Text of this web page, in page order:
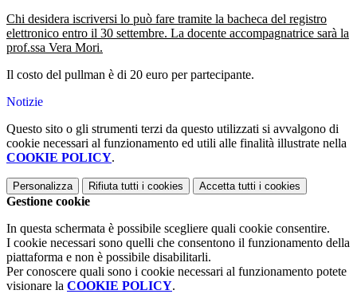
Chi desidera iscriversi lo può fare tramite la bacheca del registro
elettronico entro il 30 settembre. La docente accompagnatrice sarà la
prof.ssa Vera Mori.
Il costo del pullman è di 20 euro per partecipante.
Notizie
Questo sito o gli strumenti terzi da questo utilizzati si avvalgono di
cookie necessari al funzionamento ed utili alle finalità illustrate nella
COOKIE POLICY.
Personalizza Rifiuta tutti i cookies Accetta tutti i cookies
Gestione cookie
In questa schermata è possibile scegliere quali cookie consentire.
I cookie necessari sono quelli che consentono il funzionamento della
piattaforma e non è possibile disabilitarli.
Per conoscere quali sono i cookie necessari al funzionamento potete
visionare la COOKIE POLICY.